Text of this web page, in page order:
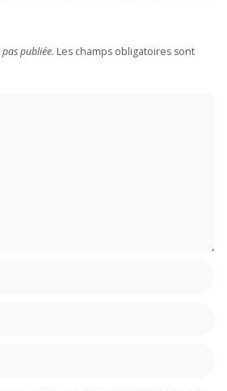
publiée. Les champs obligatoires sont